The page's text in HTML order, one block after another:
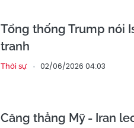
Tổng thống Trump nói
tranh
Thời sự 02/06/2026 04:03
Căng thẳng Mỹ - Iran